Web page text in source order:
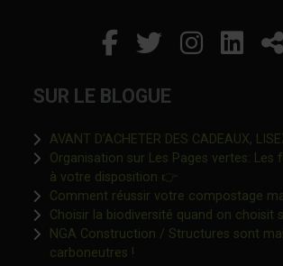
Facebook
Ce lienTwitter
Ce lien
Ce Ce
SUR LE BLOGUE
AVANT D’ACHETER DES CADEAUX,
Organisation sur Les Pages vertes: Les
à votre disposition 👉Ce lien s'ouvrira
Comment réussir votre compostage
Choisir la biodiversité quand on choisit
NGA Construction / Structures sont
carboneutres !Ce lien s'ouvrira dans